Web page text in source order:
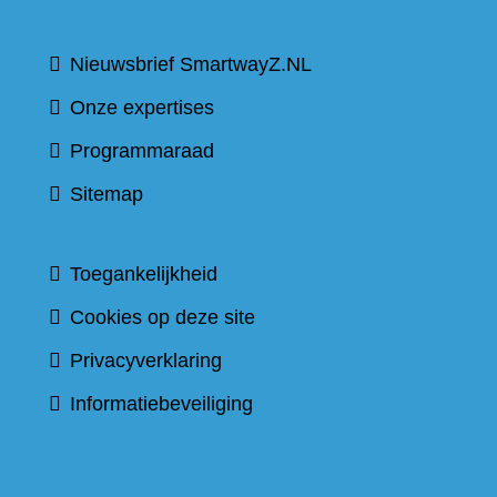
Nieuwsbrief SmartwayZ.NL
Onze expertises
Programmaraad
Sitemap
Toegankelijkheid
Cookies op deze site
Privacyverklaring
Informatiebeveiliging